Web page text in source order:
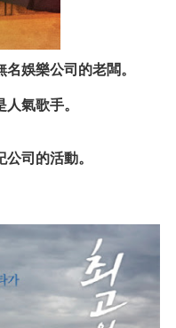
娛樂公司的老闆。
氣歌手。
司的活動。